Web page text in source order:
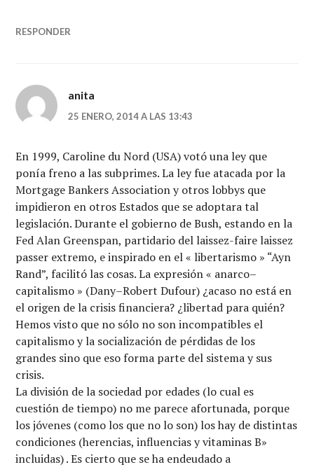
RESPONDER
anita
25 ENERO, 2014 A LAS 13:43
En 1999, Caroline du Nord (USA) votó una ley que
ponía freno a las subprimes. La ley fue atacada por la
Mortgage Bankers Association y otros lobbys que
impidieron en otros Estados que se adoptara tal
legislación. Durante el gobierno de Bush, estando en la
Fed Alan Greenspan, partidario del laissez-faire laissez
passer extremo, e inspirado en el « libertarismo » “Ayn
Rand”, facilitó las cosas. La expresión « anarco–
capitalismo » (Dany–Robert Dufour) ¿acaso no está en
el origen de la crisis financiera? ¿libertad para quién?
Hemos visto que no sólo no son incompatibles el
capitalismo y la socialización de pérdidas de los
grandes sino que eso forma parte del sistema y sus
crisis.
La división de la sociedad por edades (lo cual es
cuestión de tiempo) no me parece afortunada, porque
los jóvenes (como los que no lo son) los hay de distintas
condiciones (herencias, influencias y vitaminas B»
incluidas) . Es cierto que se ha endeudado a